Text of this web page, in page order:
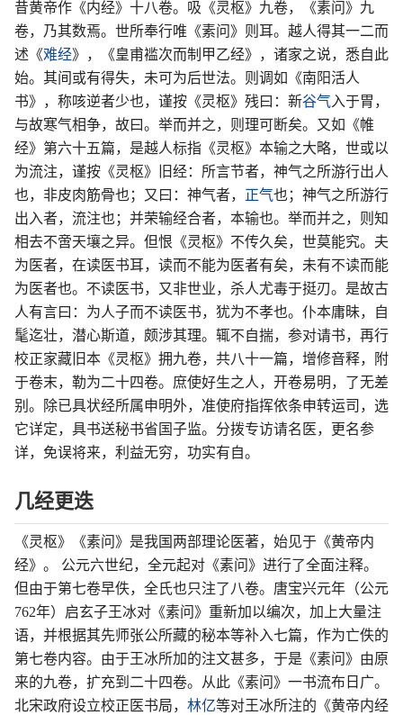
昔黄帝作《内经》十八卷。吸《灵枢》九卷，《素问》九
卷，乃其数焉。世所奉行唯《素问》则耳。越人得其一二而
述《难经》，《皇甫褴次而制甲乙经》，诸家之说，悉自此
始。其间或有得失，未可为后世法。则调如《南阳活人
书》，称咳逆者少也，谨按《灵枢》残曰：新谷气 入于胃，
与故寒气相争，故曰。举而并之，则理可断矣。又如《帷
经》第六十五篇，是越人标指《灵枢》本输之大略，世或以
为流注，谨按《灵枢》旧经：所言节者，神气之所游行出人
也，非皮肉筋骨也；又曰：神气者， 正气也；神气之所游行
出入者，流注也；并荣输经合者，本输也。举而并之，则知
相去不啻天壤之异。但恨《灵枢》不传久矣，世莫能究。夫
为医者，在读医书耳，读而不能为医者有矣，未有不读而能
为医者也。不读医书，又非世业，杀人尤毒于挺刃。是故古
人有言曰：为人子而不读医书，犹为不孝也。仆本庸昧，自
髦迄壮，潜心斯道，颇涉其理。辄不自揣，参对请书，再行
校正家藏旧本《灵枢》拥九卷，共八十一篇，增修音释，附
于卷末，勒为二十四卷。庶使好生之人，开卷易明，了无差
别。除已具状经所属申明外，准使府指挥依条申转运司，选
它详定，具书送秘书省国子监。分拨专访请名医，更名参
详，免误将来，利益无穷，功实有自。
几经更迭
《灵枢》《素问》是我国两部理论医著，始见于《黄帝内
经》。 公元六世纪，全元起对《素问》进行了全面注释。
但由于第七卷早佚，全氏也只注了八卷。唐宝兴元年（公元
762年）启玄子王冰对《素问》重新加以编次，加上大量注
语，并根据其先师张公所藏的秘本等补入七篇，作为亡佚的
第七卷内容。由于王冰所加的注文甚多，于是《素问》由原
来的九卷，扩充到二十四卷。从此《素问》一书流布日广。
北宋政府设立校正医书局， 林亿等对王冰所注的《黄帝内经